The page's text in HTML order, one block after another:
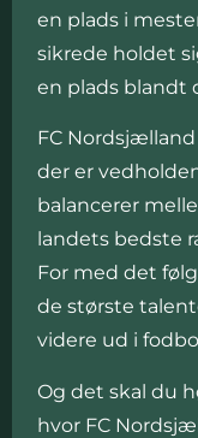
en plads i
sikrede holdet
en plads blandt
FC
der er
balancerer
landets bedste
For med det
de største
videre ud i
Og det skal du
hvor FC